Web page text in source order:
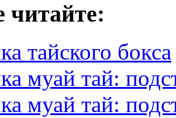
читайте:
тайского бокса
муай тай:
муай тай: